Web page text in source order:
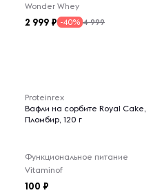
Wonder Whey
2 999 -40% 4 999
Proteinrex
Вафли на сорбите Royal Cake,
Пломбир, 120 г
Функциональное питание
Vitaminof
100